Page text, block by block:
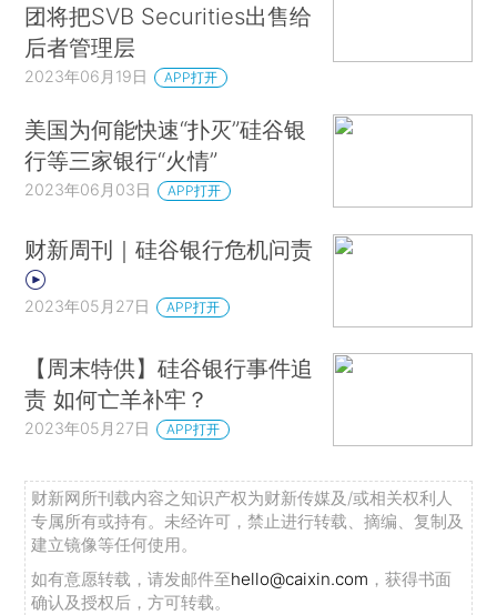
团将把SVB Securities出售给
后者管理层
2023年06月19日 APP打开
美国为何能快速“扑灭”硅谷银
行等三家银行“火情”
2023年06月03日 APP打开
财新周刊｜硅谷银行危机问责
2023年05月27日 APP打开
【周末特供】硅谷银行事件追
责 如何亡羊补牢？
2023年05月27日 APP打开
财新网所刊载内容之知识产权为财新传媒及/或相关权利人
专属所有或持有。未经许可，禁止进行转载、摘编、复制及
建立镜像等任何使用。
如有意愿转载，请发邮件至hello@caixin.com ，获得书面
确认及授权后，方可转载。